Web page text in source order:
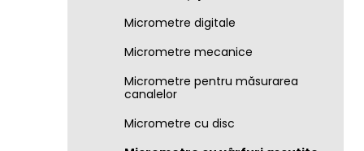
Micrometre digitale
Micrometre mecanice
Micrometre pentru măsurarea
canalelor
Micrometre cu disc